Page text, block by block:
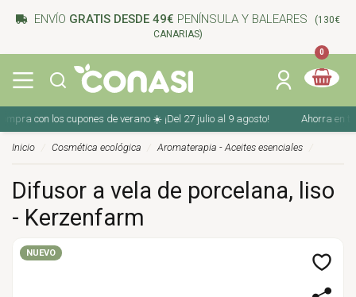
ENVÍO GRATIS DESDE 49€ PENÍNSULA Y BALEARES
(130€
CANARIAS)
0
con los cupones de verano ☀️ ¡Del 27 julio al 9 agosto! Ahorra en tu
Inicio Cosmética ecológica Aromaterapia - Aceites esenciales
Difusor a vela de porcelana, liso
- Kerzenfarm
NUEVO